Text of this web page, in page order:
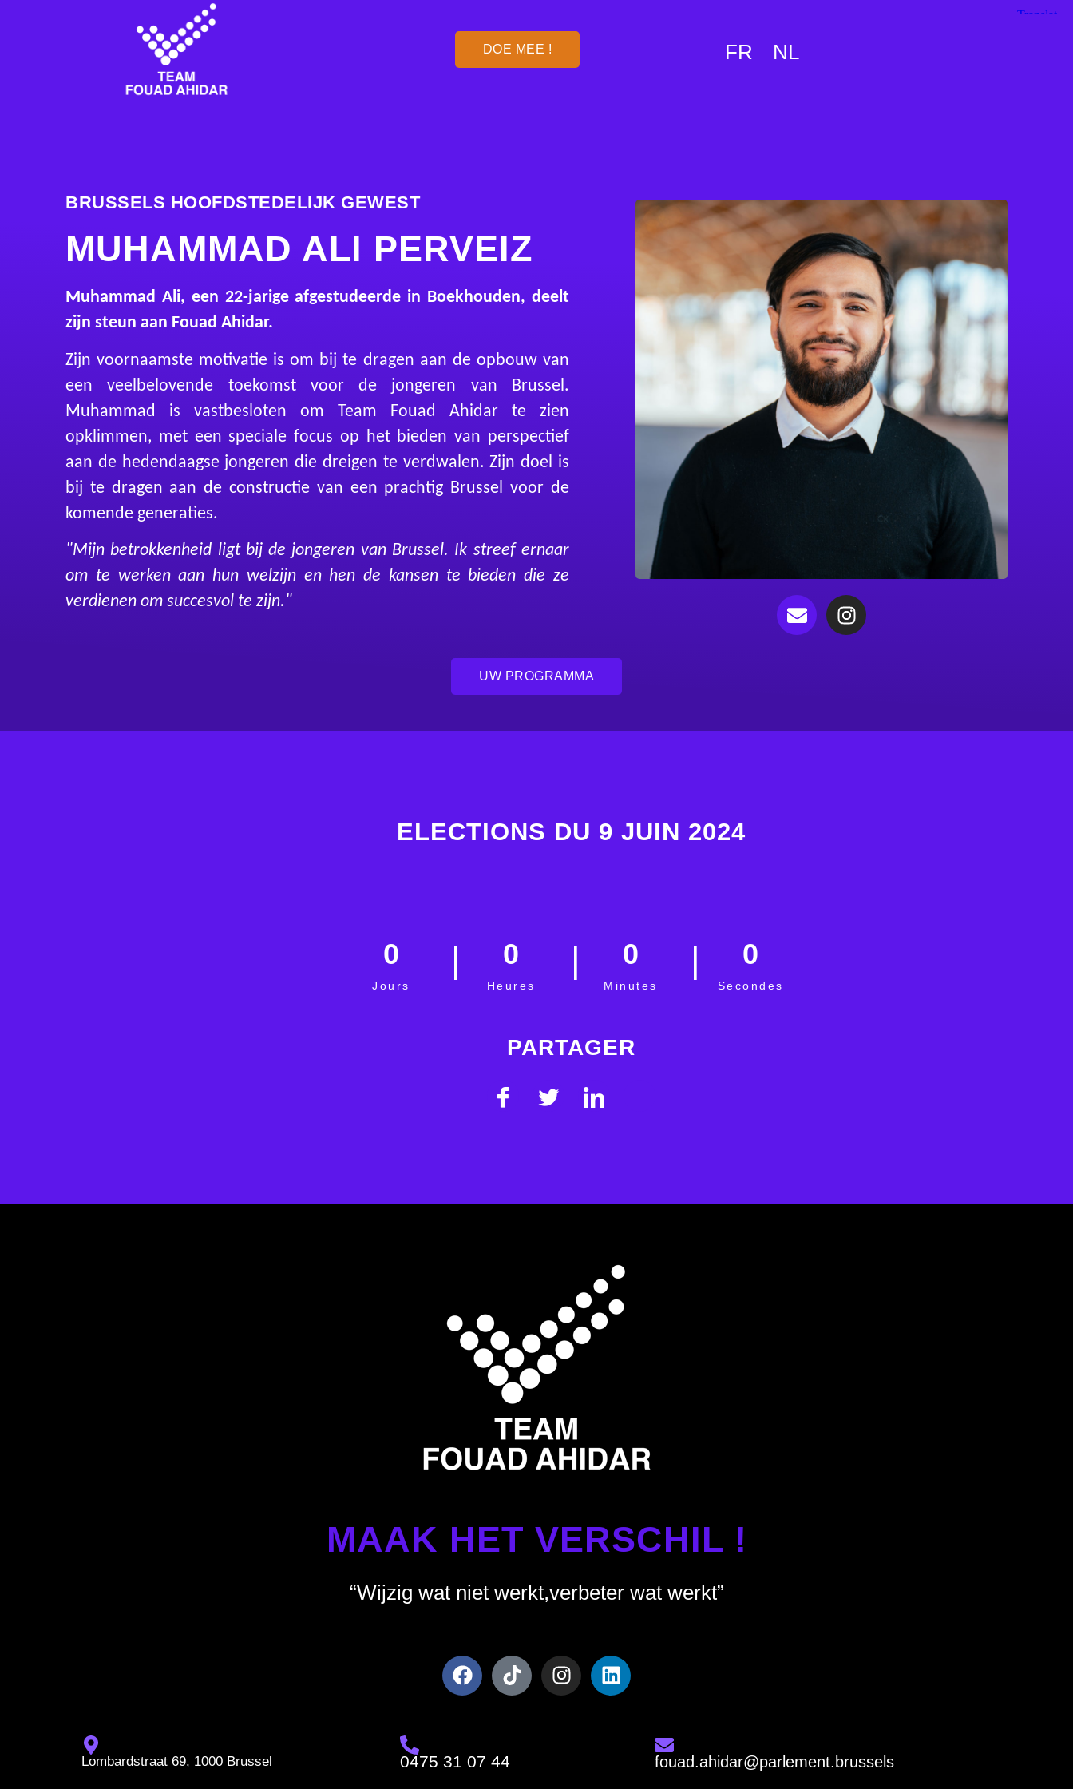
DOE MEE ! FR NL
BRUSSELS HOOFDSTEDELIJK GEWEST
MUHAMMAD ALI PERVEIZ
Muhammad Ali, een 22-jarige afgestudeerde in Boekhouden, deelt
zijn steun aan Fouad Ahidar.
Zijn voornaamste motivatie is om bij te dragen aan de opbouw van
een veelbelovende toekomst voor de jongeren van Brussel.
Muhammad is vastbesloten om Team Fouad Ahidar te zien
opklimmen, met een speciale focus op het bieden van perspectief
aan de hedendaagse jongeren die dreigen te verdwalen. Zijn doel is
bij te dragen aan de constructie van een prachtig Brussel voor de
komende generaties.
"Mijn betrokkenheid ligt bij de jongeren van Brussel. Ik streef ernaar
om te werken aan hun welzijn en hen de kansen te bieden die ze
verdienen om succesvol te zijn."
UW PROGRAMMA
ELECTIONS DU 9 JUIN 2024
0
Jours
0
Heures
0
Minutes
0
Secondes
PARTAGER
MAAK HET VERSCHIL !
“Wijzig wat niet werkt,verbeter wat werkt”
Lombardstraat 69, 1000 Brussel 0475 31 07 44 fouad.ahidar@parlement.brussels